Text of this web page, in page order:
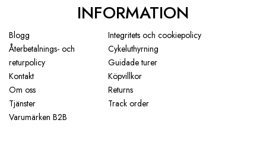
INFORMATION
Blogg
Integritets och cookiepolicy
Återbetalnings- och
returpolicy
Cykeluthyrning
Guidade turer
Kontakt
Köpvillkor
Om oss
Returns
Tjänster
Track order
Varumärken B2B